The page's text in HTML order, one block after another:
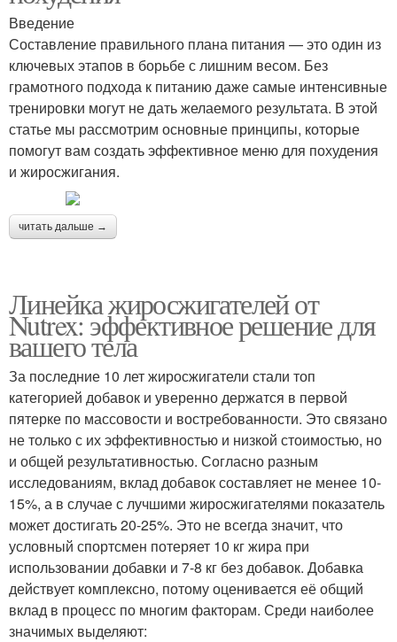
Введение
Составление правильного плана питания — это один из
ключевых этапов в борьбе с лишним весом. Без
грамотного подхода к питанию даже самые интенсивные
тренировки могут не дать желаемого результата. В этой
статье мы рассмотрим основные принципы, которые
помогут вам создать эффективное меню для похудения
и жиросжигания.
читать дальше →
Линейка жиросжигателей от
Nutrex: эффективное решение для
вашего тела
За последние 10 лет жиросжигатели стали топ
категорией добавок и уверенно держатся в первой
пятерке по массовости и востребованности. Это связано
не только с их эффективностью и низкой стоимостью, но
и общей результативностью. Согласно разным
исследованиям, вклад добавок составляет не менее 10-
15%, а в случае с лучшими жиросжигателями показатель
может достигать 20-25%. Это не всегда значит, что
условный спортсмен потеряет 10 кг жира при
использовании добавки и 7-8 кг без добавок. Добавка
действует комплексно, потому оценивается её общий
вклад в процесс по многим факторам. Среди наиболее
значимых выделяют: